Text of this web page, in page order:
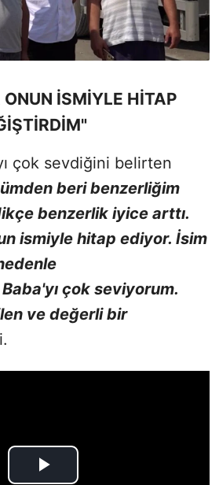
İSMİYLE HİTAP
çok sevdiğini belirten
beri benzerliğim
benzerlik iyice arttı.
ismiyle hitap ediyor. İsim
çok seviyorum.
ve değerli bir